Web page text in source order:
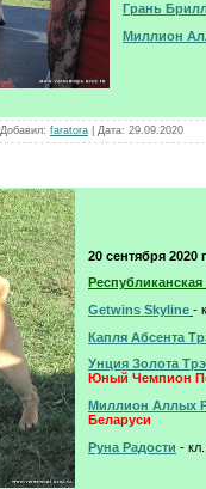
Грань
Миллион
Добавил: faratora Дата: 29.09.2020
20 сентября 2020
Getwins Skyline -
Капля Абсента
Унция Золота
Юный Чемпион
Миллион Аллых
Беларуси
Руна Радости -